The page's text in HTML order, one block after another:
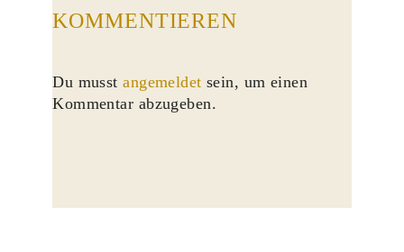
KOMMENTIEREN
Du musstangemeldet sein, um einen
Kommentar abzugeben.